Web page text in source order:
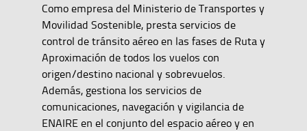
Como empresa del Ministerio de Transportes y
Movilidad Sostenible, presta servicios de
control de tránsito aéreo en las fases de Ruta y
Aproximación de todos los vuelos con
origen/destino nacional y sobrevuelos.
Además, gestiona los servicios de
comunicaciones, navegación y vigilancia de
ENAIRE en el conjunto del espacio aéreo y en